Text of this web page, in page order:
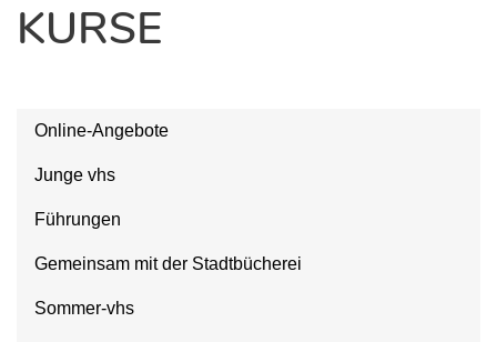
KURSE
Online-Angebote
Junge vhs
Führungen
Gemeinsam mit der Stadtbücherei
Sommer-vhs